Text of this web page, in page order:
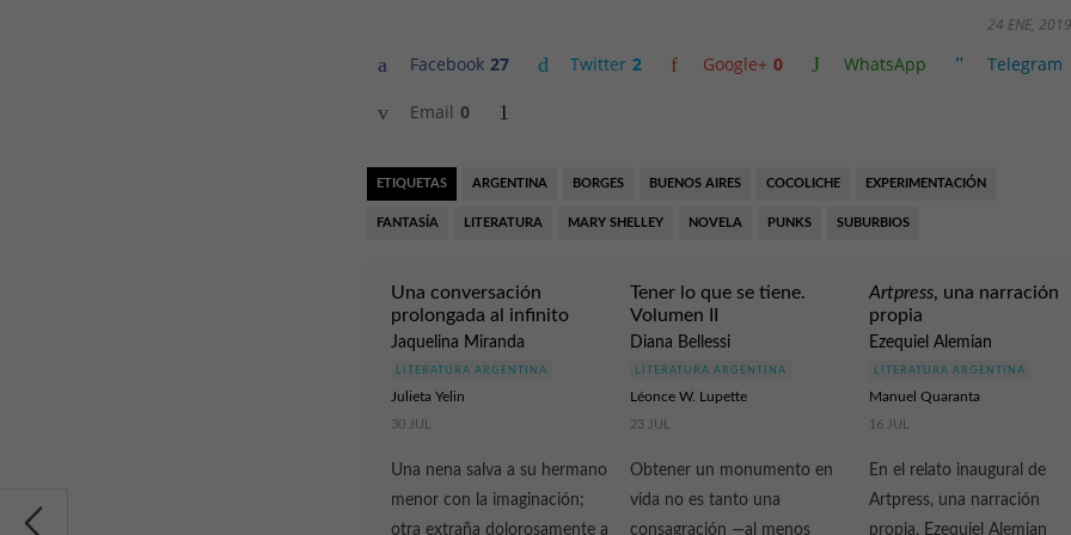
Facebook 27 Twitter 2 Google+ 0 WhatsApp Telegram
Email 0
24 ENE, 2019
ETIQUETAS ARGENTINA BORGES BUENOS AIRES COCOLICHE EXPERIMENTACIÓN
FANTASÍA LITERATURA MARY SHELLEY NOVELA PUNKS SUBURBIOS
Una conversación
prolongada al infinito
Jaquelina Miranda
LITERATURA ARGENTINA
Julieta Yelin
30 JUL
Una nena salva a su hermano
menor con la imaginación;
otra extraña dolorosamente a
Tener lo que se tiene.
Volumen II
Diana Bellessi
LITERATURA ARGENTINA
Léonce W. Lupette
23 JUL
Obtener un monumento en
vida no es tanto una
consagración —al menos
Artpress, una narración
propia
Ezequiel Alemian
LITERATURA ARGENTINA
Manuel Quaranta
16 JUL
En el relato inaugural de
Artpress, una narración
propia, Ezequiel Alemian